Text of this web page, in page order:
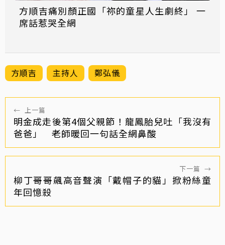
方順吉痛別顏正國「祢的童星人生劇終」 一
席話惹哭全網
方順吉 主持人 鄭弘儀
← 上一篇
明金成走後第4個父親節！龍鳳胎兒吐「我沒有
爸爸」 老師暖回一句話全網鼻酸
下一篇 →
柳丁哥哥飆高音聲演「戴帽子的貓」掀粉絲童
年回憶殺